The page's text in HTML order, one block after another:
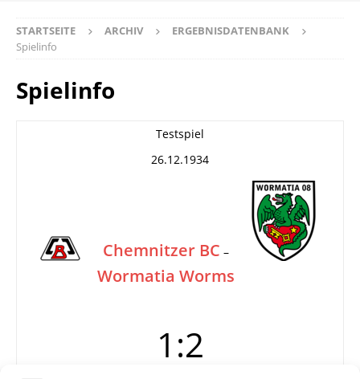
STARTSEITE ARCHIV
ERGEBNISDATENBANK
Spielinfo
Spielinfo
Testspiel
26.12.1934
Chemnitzer BC –
Wormatia Worms
1:2